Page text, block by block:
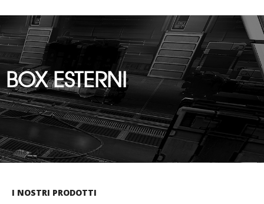
BOX ESTERNI
Home»ACCESSORI / VARIE BOX ESTERNI
I NOSTRI PRODOTTI